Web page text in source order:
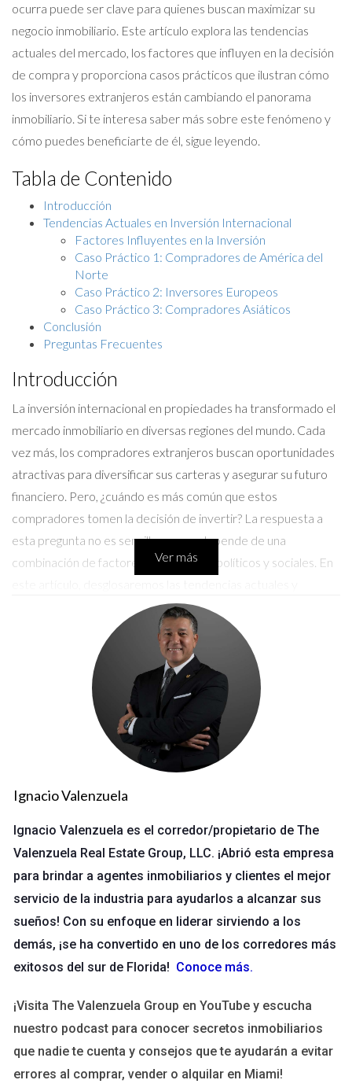
ocurra puede ser clave para quienes buscan maximizar su
negocio inmobiliario. Este artículo explora las tendencias
actuales del mercado, los factores que influyen en la decisión
de compra y proporciona casos prácticos que ilustran cómo
los inversores extranjeros están cambiando el panorama
inmobiliario. Si te interesa saber más sobre este fenómeno y
cómo puedes beneficiarte de él, sigue leyendo.
Tabla de Contenido
Introducción
Tendencias Actuales en Inversión Internacional
Factores Influyentes en la Inversión
Caso Práctico 1: Compradores de América del
Norte
Caso Práctico 2: Inversores Europeos
Caso Práctico 3: Compradores Asiáticos
Conclusión
Preguntas Frecuentes
Introducción
La inversión internacional en propiedades ha transformado el
mercado inmobiliario en diversas regiones del mundo. Cada
vez más, los compradores extranjeros buscan oportunidades
atractivas para diversificar sus carteras y asegurar su futuro
financiero. Pero, ¿cuándo es más común que estos
compradores tomen la decisión de invertir? La respuesta a
esta pregunta no es sencilla, ya que depende de una
combinación de factores económicos, políticos y sociales. En
proporcionaremos ejemplos concretos que te ayudarán a
entender mejor este fenómeno.
Tendencias Actuales en Inversión
Internacional
La globalización ha permitido que los mercados inmobiliarios
sean más accesibles para los inversores internacionales. Las
tasas de interés bajas, la búsqueda de refugios seguros y el
las cuales los compradores internacionales están cada vez
más interesados en adquirir propiedades en diferentes
partes del mundo.
Factores Influyentes en la Inversión
factores que pueden influir en la decisión de compra:
Condiciones económicas:La estabilidad económica de
Políticas fiscales:Beneficios fiscales o incentivos para
inversores extranjeros pueden hacer que un país sea
más atractivo.
Cambio cultural:La apertura cultural y la calidad de vida
también juegan un papel crucial.
Ver más
Ignacio Valenzuela
Ignacio Valenzuela es el corredor/propietario de The
Valenzuela Real Estate Group, LLC. ¡Abrió esta empresa
para brindar a agentes inmobiliarios y clientes el mejor
servicio de la industria para ayudarlos a alcanzar sus
sueños! Con su enfoque en liderar sirviendo a los
demás, ¡se ha convertido en uno de los corredores más
exitosos del sur de Florida! Conoce más.
¡Visita The Valenzuela Group en YouTube y escucha
nuestro podcast para conocer secretos inmobiliarios
que nadie te cuenta y consejos que te ayudarán a evitar
errores al comprar, vender o alquilar en Miami!